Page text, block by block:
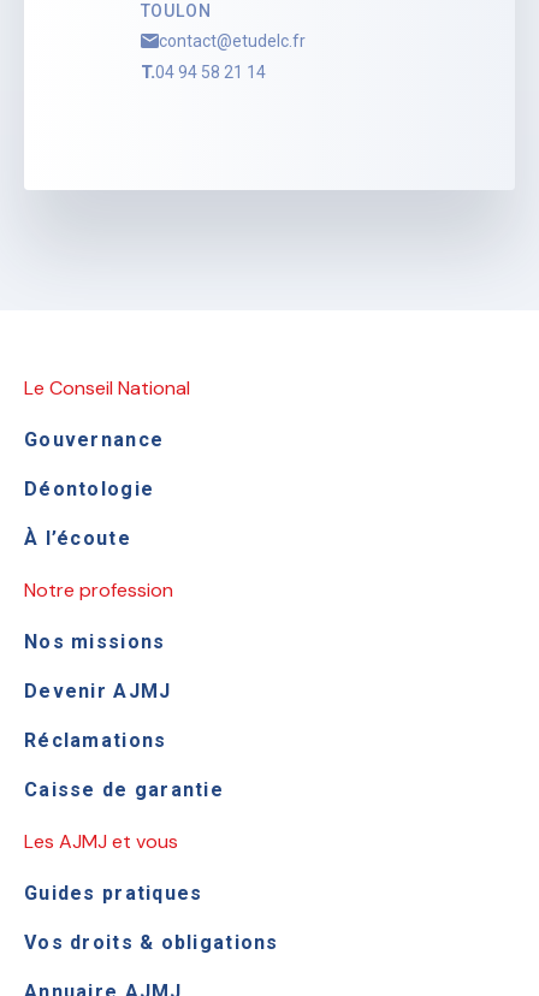
TOULON
contact@etudelc.fr
T.04 94 58 21 14
Le Conseil National
Gouvernance
Déontologie
À l’écoute
Notre profession
Nos missions
Devenir AJMJ
Réclamations
Caisse de garantie
Les AJMJ et vous
Guides pratiques
Vos droits & obligations